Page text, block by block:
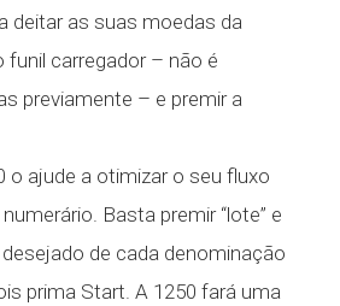
deitar as suas moedas da
funil carregador – não é
previamente – e premir a
o ajude a otimizar o seu fluxo
Basta premir “lote” e
de cada denominação
prima Start. A 1250 fará uma